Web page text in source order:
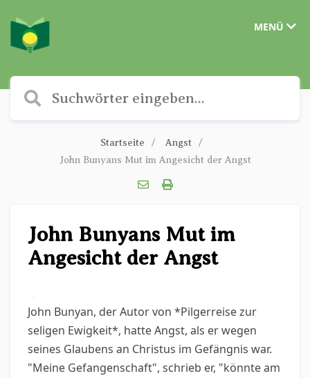
MENÜ
Startseite
Angst
John Bunyans Mut im Angesicht der Angst
John Bunyans Mut im
Angesicht der Angst
John Bunyan, der Autor von *Pilgerreise zur
seligen Ewigkeit*, hatte Angst, als er wegen
seines Glaubens an Christus im Gefängnis war.
"Meine Gefangenschaft", schrieb er, "könnte am